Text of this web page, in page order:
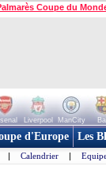
Coupe du
Liverpool ManCity
d'Europe Les
| Calendrier |